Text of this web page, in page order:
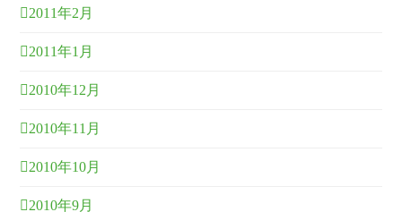
2011年2月
2011年1月
2010年12月
2010年11月
2010年10月
2010年9月